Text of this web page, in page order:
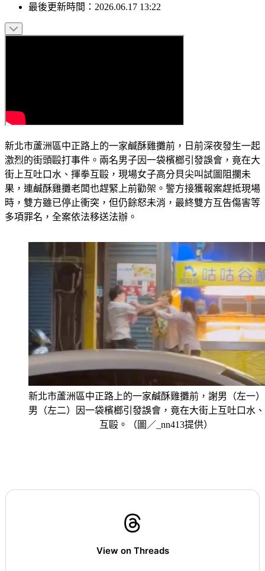
激烈的街頭毆打事件。兩名男子因一袋檳榔引發誤會，竟在大
街上互吐口水、揮拳互毆，現場女子高分貝尖叫試圖阻攔未
果，連鹹酥雞攤老闆也趕緊上前勸架。警方接獲報案趕抵現場
時，雙方雖已停止衝突，但仍餘怒未消，最終雙方互告傷害等
多項罪名，全案依法移送法辦。
新北市蘆洲區中正路上的一家鹹酥雞攤前，謝男（左一
男（左二）因一袋檳榔引發誤會，竟在大街上互吐口水
互毆。（圖／_nn413提供）
View on Threads